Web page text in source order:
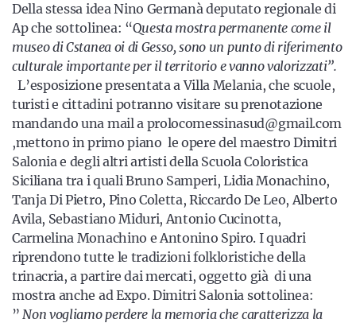
Della stessa idea Nino Germanà deputato regionale di
Ap che sottolinea: “Questa mostra permanente come il
museo di Cstanea oi di Gesso, sono un punto di riferimento
culturale importante per il territorio e vanno valorizzati”.
L’esposizione presentata a Villa Melania, che scuole,
turisti e cittadini potranno visitare su prenotazione
mandando una mail a prolocomessinasud@gmail.com
,mettono in primo piano le opere del maestro Dimitri
Salonia e degli altri artisti della Scuola Coloristica
Siciliana tra i quali Bruno Samperi, Lidia Monachino,
Tanja Di Pietro, Pino Coletta, Riccardo De Leo, Alberto
Avila, Sebastiano Miduri, Antonio Cucinotta,
Carmelina Monachino e Antonino Spiro. I quadri
riprendono tutte le tradizioni folkloristiche della
trinacria, a partire dai mercati, oggetto già di una
mostra anche ad Expo. Dimitri Salonia sottolinea:
”Non vogliamo perdere la memoria che caratterizza la